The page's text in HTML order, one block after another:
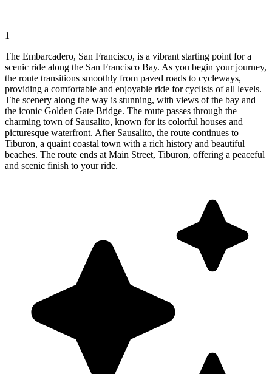
1
The Embarcadero, San Francisco, is a vibrant starting point for a
scenic ride along the San Francisco Bay. As you begin your journey,
the route transitions smoothly from paved roads to cycleways,
providing a comfortable and enjoyable ride for cyclists of all levels.
The scenery along the way is stunning, with views of the bay and
the iconic Golden Gate Bridge. The route passes through the
charming town of Sausalito, known for its colorful houses and
picturesque waterfront. After Sausalito, the route continues to
Tiburon, a quaint coastal town with a rich history and beautiful
beaches. The route ends at Main Street, Tiburon, offering a peaceful
and scenic finish to your ride.